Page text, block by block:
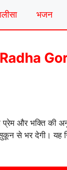
भजन
Radha
और भक्ति की
से भर देगी। यह